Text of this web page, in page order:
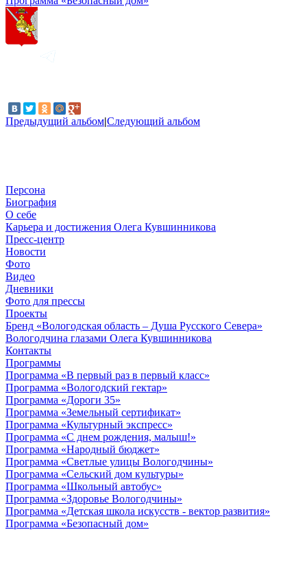
Предыдущий альбом|Следующий альбом
Персона
Биография
О себе
Карьера и достижения Олега Кувшинникова
Пресс-центр
Новости
Фото
Видео
Дневники
Фото для прессы
Проекты
Бренд «Вологодская область – Душа Русского Севера»
Вологодчина глазами Олега Кувшинникова
Контакты
Программы
Программа «В первый раз в первый класс»
Программа «Вологодский гектар»
Программа «Дороги 35»
Программа «Земельный сертификат»
Программа «Культурный экспресс»
Программа «С днем рождения, малыш!»
Программа «Народный бюджет»
Программа «Светлые улицы Вологодчины»
Программа «Сельский дом культуры»
Программа «Школьный автобус»
Программа «Здоровье Вологодчины»
Программа «Детская школа искусств - вектор развития»
Программа «Безопасный дом»